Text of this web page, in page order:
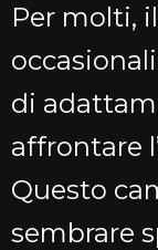
Per molti,
di
affrontare
Questo
sembrare